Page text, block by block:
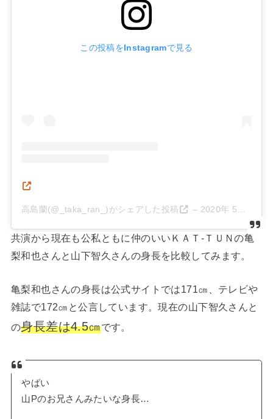
この投稿をInstagramで見る
高島蘭(@_taka_ran_)がシェアした投稿 – 2020年 5月月12日午後4時24分PDT
共演から現在も公私ともに仲のいいＫＡＴ-ＴＵＮの亀
梨和也さんと山下智久さんの身長を比較してみます。
亀梨和也さんの身長は公式サイトでは171㎝、テレビや
雑誌で172㎝と公言しています。現在の山下智久さんと
の身長差は4.5㎝です。
やばい
山Pのお兄さんみたいな身長…